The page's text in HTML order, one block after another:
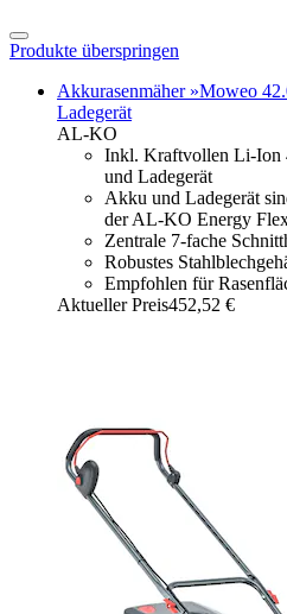
Produkte überspringen
Akkurasenmäher »Moweo
Ladegerät
AL-KO
Inkl. Kraftvollen Li-Ion
und Ladegerät
Akku und Ladegerät
der AL-KO Energy
Zentrale 7-fache
Robustes
Empfohlen für
Aktueller Preis452,52 €